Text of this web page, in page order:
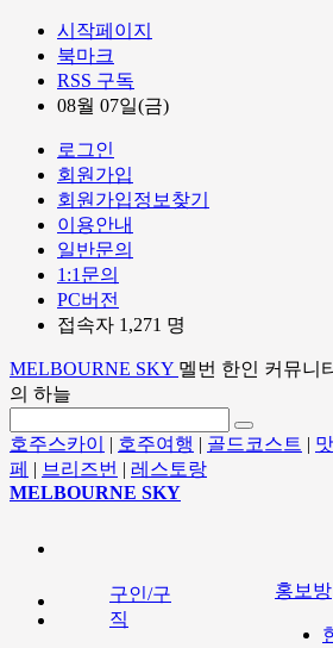
시작페이지
북마크
RSS 구독
08월 07일(금)
로그인
회원가입
회원가입정보찾기
이용안내
일반문의
1:1문의
PC버전
접속자 1,271 명
MELBOURNE SKY 멜번 한인 커뮤니
의 하늘
호주스카이 | 호주여행 | 골드코스트 |
페 | 브리즈번 | 레스토랑
MELBOURNE SKY
구인/구
직
홍보방